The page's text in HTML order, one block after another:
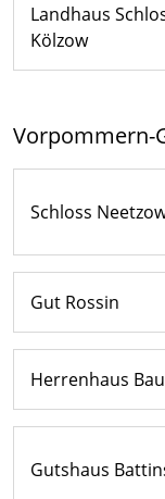
Landhaus
Kölzow
Vorpommern-
Schloss
Gut Rossin
Herrenhaus
Gutshaus